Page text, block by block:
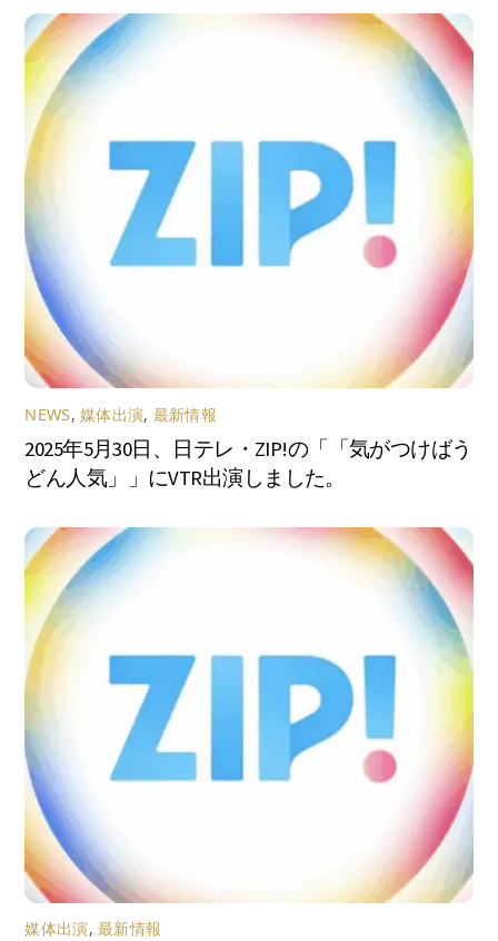
NEWS,媒体出演, 最新情報
2025年5月30日、日テレ・ZIP!の「「気がつけばう
どん人気」」にVTR出演しました。
媒体出演,最新情報